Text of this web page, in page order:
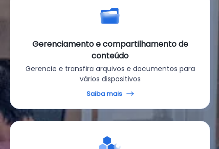
Gerenciamento e compartilhamento de
conteúdo
Gerencie e transfira arquivos e documentos para
vários dispositivos
Saiba mais